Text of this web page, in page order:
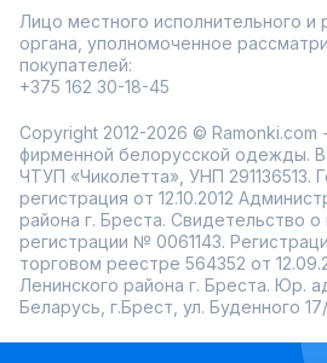
Лицо местного исполнительного и
органа, уполномоченное
покупателей:
+375 162 30-18-45
Copyright 2012-2026 © Ramonki.com
фирменной белорусской одежды.
ЧТУП «Чиколетта», УНП 291136513.
регистрация от 12.10.2012
района г. Бреста. Свидетельство о
регистрации № 0061143.
торговом реестре 564352 от
Ленинского района г. Бреста. Юр.
Беларусь, г.Брест, ул. Буденного 17/